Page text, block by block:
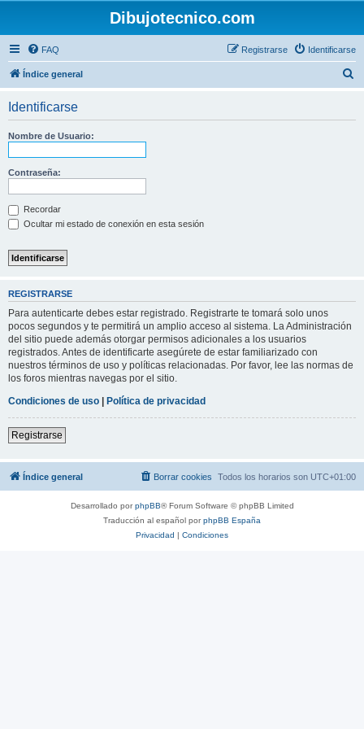
Dibujotecnico.com
FAQ Identificarse
Registrarse
Índice general
Identificarse
Nombre de Usuario:
Contraseña:
Recordar
Ocultar mi estado de conexión en esta sesión
REGISTRARSE
Para autenticarte debes estar registrado. Registrarte te tomará solo unos
pocos segundos y te permitirá un amplio acceso al sistema. La Administración
del sitio puede además otorgar permisos adicionales a los usuarios
registrados. Antes de identificarte asegúrete de estar familiarizado con
nuestros términos de uso y políticas relacionadas. Por favor, lee las normas de
los foros mientras navegas por el sitio.
Condiciones de uso | Política de privacidad
Registrarse
Índice general Todos los horarios son UTC+01:00
Borrar cookies
Desarrollado porphpBB® Forum Software © phpBB Limited
Traducción al español porphpBB España
Privacidad | Condiciones